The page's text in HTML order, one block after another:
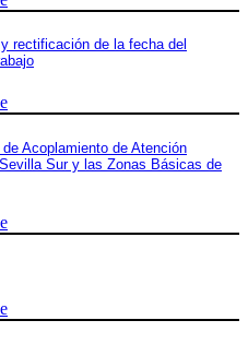
rectificación de la fecha del
Acoplamiento de Atención
Sur y las Zonas Básicas de